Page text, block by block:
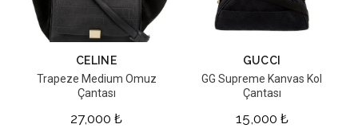
CELINE
Trapeze Medium Omuz
Çantası
27,000 ₺
GUCCI
GG Supreme Kanvas Kol
Çantası
15,000 ₺